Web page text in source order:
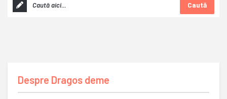
Caută
Despre Dragos deme